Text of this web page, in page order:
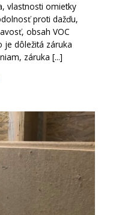
vlastnosti omietky
proti dažďu,
obsah VOC
je dôležitá záruka
záruka [...]